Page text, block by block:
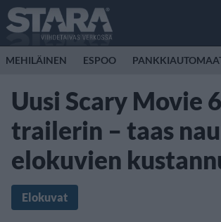
MEHILÄINEN ESPOO
Uusi Scary Movie
trailerin – taas
elokuvien
Elokuvat